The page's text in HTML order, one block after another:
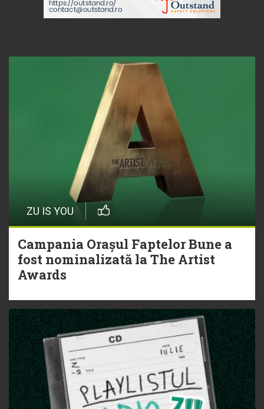
ZU IS YOU
Campania Orașul Faptelor Bune a
fost nominalizată la The Artist
Awards